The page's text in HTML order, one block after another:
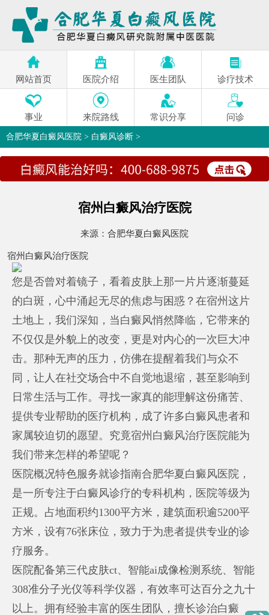
网站首页 医院介绍 医生团队 诊疗技术
事业 来院路线 常识分享 问诊
合肥华夏白癜风医院 > 白癜风诊断 >
宿州白癜风治疗医院
来源： 合肥华夏白癜风医院
宿州白癜风治疗医院
您是否曾对着镜子，看着皮肤上那一片片逐渐蔓延
的白斑，心中涌起无尽的焦虑与困惑？在宿州这片
土地上，我们深知，当白癜风悄然降临，它带来的
不仅仅是外貌上的改变，更是对内心的一次巨大冲
击。那种无声的压力，仿佛在提醒着我们与众不
同，让人在社交场合中不自觉地退缩，甚至影响到
日常生活与工作。寻找一家真的能理解这份痛苦、
提供专业帮助的医疗机构，成了许多白癜风患者和
家属较迫切的愿望。究竟宿州白癜风治疗医院能为
我们带来怎样的希望呢？
医院概况特色服务就诊指南合肥华夏白癜风医院，
是一所专注于白癜风诊疗的专科机构，医院等级为
正规。占地面积约1300平方米，建筑面积逾5200平
方米，设有76张床位，致力于为患者提供专业的诊
疗服务。
医院配备第三代皮肤ct、智能ai成像检测系统、智能
308准分子光仪等科学仪器，有效率可达百分之九十
以上。拥有经验丰富的医生团队，擅长诊治白癜